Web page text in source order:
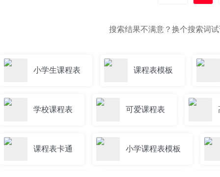
搜索结果不满意？换个搜索词
小学生课程表 课程表模板
学校课程表 可爱课程表
课程表卡通 小学课程表模板